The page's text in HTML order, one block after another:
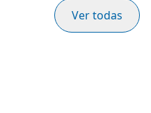
Ver todas